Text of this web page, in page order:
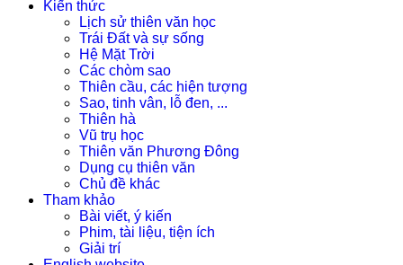
Kiến thức
Lịch sử thiên văn học
Trái Đất và sự sống
Hệ Mặt Trời
Các chòm sao
Thiên cầu, các hiện tượng
Sao, tinh vân, lỗ đen, ...
Thiên hà
Vũ trụ học
Thiên văn Phương Đông
Dụng cụ thiên văn
Chủ đề khác
Tham khảo
Bài viết, ý kiến
Phim, tài liệu, tiện ích
Giải trí